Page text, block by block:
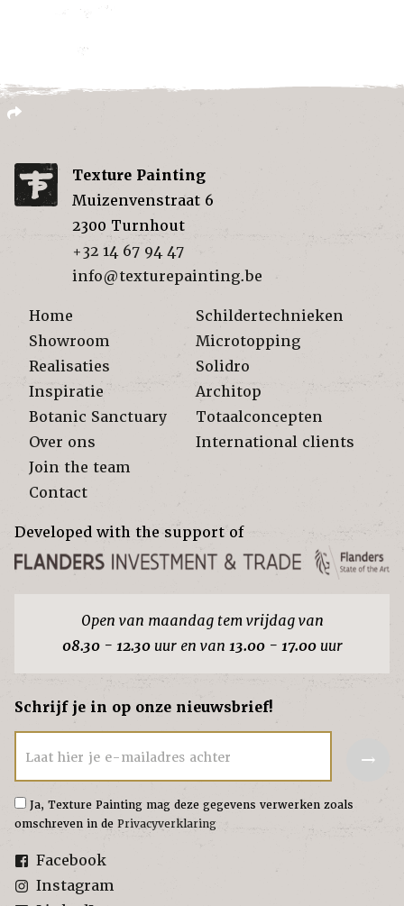
Texture Painting
Muizenvenstraat 6
2300 Turnhout
+32 14 67 94 47
info@texturepainting.be
Home
Showroom
Realisaties
Inspiratie
Botanic Sanctuary
Over ons
Join the team
Contact
Schildertechnieken
Microtopping
Solidro
Architop
Totaalconcepten
International clients
Developed with the support of
Open van maandag tem vrijdag van
08.30 - 12.30uur en van 13.00 - 17.00uur
Schrijf je in op onze nieuwsbrief!
Laat hier je e-mailadres achter →
Ja, Texture Painting mag deze gegevens verwerken zoals
omschreven in de Privacyverklaring
Facebook
Instagram